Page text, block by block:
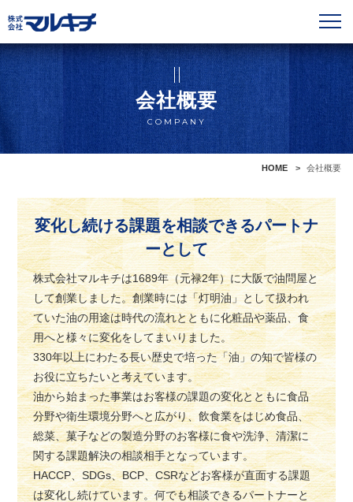
会社概要
COMPANY
HOME 会社概要
変化し続ける課題を相談できるパートナ
ーとして
株式会社マルキチは1689年（元禄2年）に大阪で油問屋と
して創業しました。創業時には「灯明油」として扱われ
ていた油の用途は時代の流れとともに化粧品や薬品、食
用へと様々に変化をしてまいりました。
330年以上にわたる長い歴史で培った「油」の知で皆様の
お役に立ちたいと考えています。
油から始まった事業はお客様の課題の変化とともに食品
分野や衛生環境分野へと広がり、飲食業をはじめ食品、
総菜、菓子などの製造分野のお客様に食や洗浄、清潔に
関する課題解決の相談相手となっています。
HACCP、SDGs、BCP、CSRなどお客様が直面する課題
は変化し続けています。何でも相談できるパートナーと